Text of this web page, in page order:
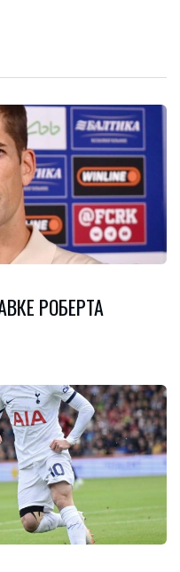
РОБЕРТА